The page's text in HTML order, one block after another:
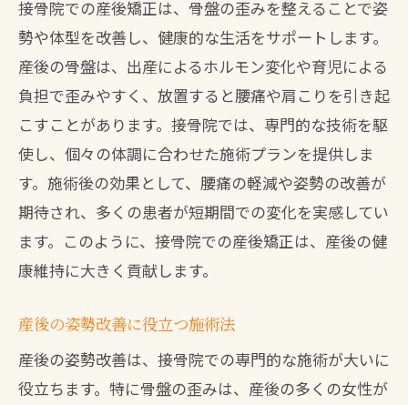
接骨院での産後矯正は、骨盤の歪みを整えることで姿
勢や体型を改善し、健康的な生活をサポートします。
産後の骨盤は、出産によるホルモン変化や育児による
負担で歪みやすく、放置すると腰痛や肩こりを引き起
こすことがあります。接骨院では、専門的な技術を駆
使し、個々の体調に合わせた施術プランを提供しま
す。施術後の効果として、腰痛の軽減や姿勢の改善が
期待され、多くの患者が短期間での変化を実感してい
ます。このように、接骨院での産後矯正は、産後の健
康維持に大きく貢献します。
産後の姿勢改善に役立つ施術法
産後の姿勢改善は、接骨院での専門的な施術が大いに
役立ちます。特に骨盤の歪みは、産後の多くの女性が